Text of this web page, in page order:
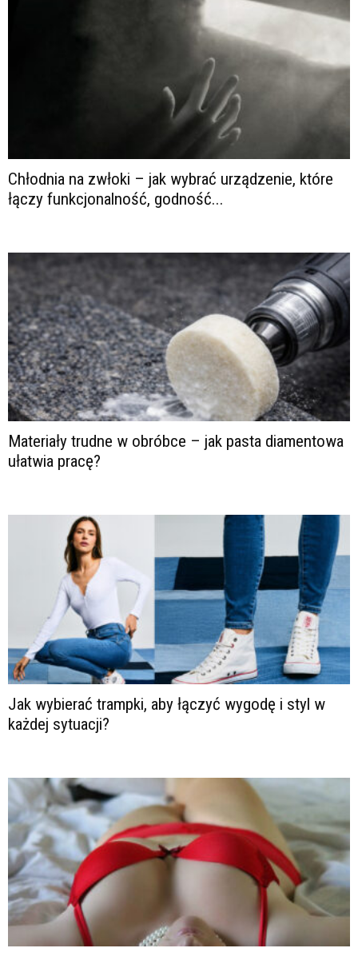
Chłodnia na zwłoki – jak wybrać urządzenie, które
łączy funkcjonalność, godność...
Materiały trudne w obróbce – jak pasta diamentowa
ułatwia pracę?
Jak wybierać trampki, aby łączyć wygodę i styl w
każdej sytuacji?